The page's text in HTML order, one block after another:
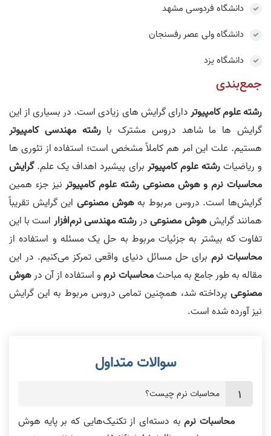
دانشگاه فردوسی مشهد
دانشگاه ولی عصر رفسنجان
دانشگاه یزد
جمع‌بندی
رشته علوم کامپیوتردارای گرایش‌ های زیادی است. در بسیاری از این
گرایش‌ ها ما شاهد دروس مشترک بارشته مهندسی کامپیوتر
هستیم. علت این امر هم کاملاً مشخص است؛ استفاده از تئوری‌ ها
و ریاضیاترشته علوم کامپیوتر برای پیشبرد اهداف یک علم.گرایش
محاسبات نرم و هوش مصنوعی رشته علوم کامپیوترنیز جزء همین
گرایش‌ها است. دروس مربوط بههوش مصنوعی این گرایش تقریباً
همانند گرایشهوش مصنوعیدررشته مهندسی نرم‌افزار است با این
تفاوت که بیشتر به جزئیات مربوط به حل یک مسئله و استفاده از
محاسبات نرم برای حل مسائل دنیای واقعی تمرکز می‌کنیم. در این
مقاله به طور جامع به مباحثمحاسبات نرمو استفاده از آن درهوش
مصنوعی پرداخته شد، همچنین تمامی دروس مربوط به این گرایش
نیز آورده شده است.
محاسبات نرم چیست؟
محاسبات نرمبه دسته‌ای از تکنیک‌هایی که بر پایه هوش